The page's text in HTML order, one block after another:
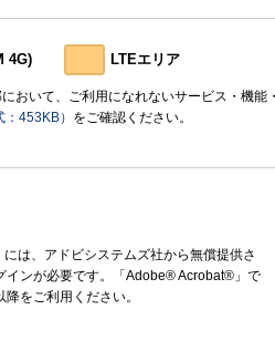
4G) LTEエリア
おいて、ご利用になれないサービス・機能
453KB） をご確認ください。
は、アドビシステムズ社から無償提供さ
インが必要です。「Adobe® Acrobat®」で
をご利用ください。